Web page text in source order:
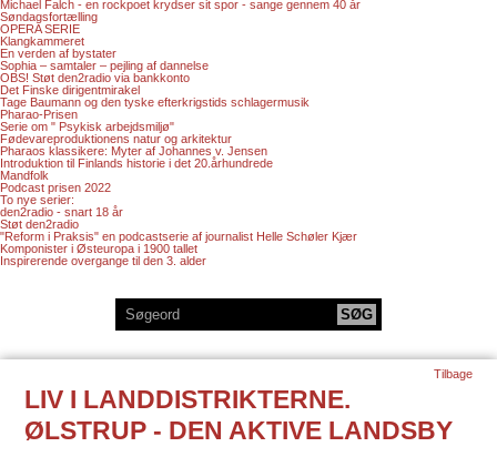
Michael Falch - en rockpoet krydser sit spor - sange gennem 40 år
Søndagsfortælling
OPERA SERIE
Klangkammeret
En verden af bystater
Sophia – samtaler – pejling af dannelse
OBS! Støt den2radio via bankkonto
Det Finske dirigentmirakel
Tage Baumann og den tyske efterkrigstids schlagermusik
Pharao-Prisen
Serie om " Psykisk arbejdsmiljø"
Fødevareproduktionens natur og arkitektur
Pharaos klassikere: Myter af Johannes v. Jensen
Introduktion til Finlands historie i det 20.århundrede
Mandfolk
Podcast prisen 2022
To nye serier:
den2radio - snart 18 år
Støt den2radio
"Reform i Praksis" en podcastserie af journalist Helle Schøler Kjær
Komponister i Østeuropa i 1900 tallet
Inspirerende overgange til den 3. alder
LIV I LANDDISTRIKTERNE.
ØLSTRUP - DEN AKTIVE LANDSBY
Tilbage